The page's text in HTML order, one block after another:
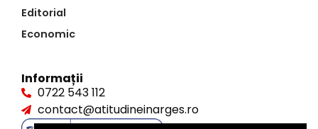
Editorial
Economic
Informații
0722 543 112
contact@atitudineinarges.ro